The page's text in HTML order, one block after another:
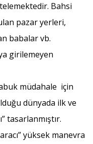
Bahsi
pazar yerleri,
babalar vb.
girilemeyen
müdahale için
dünyada ilk ve
tasarlanmıştır.
yüksek manevra